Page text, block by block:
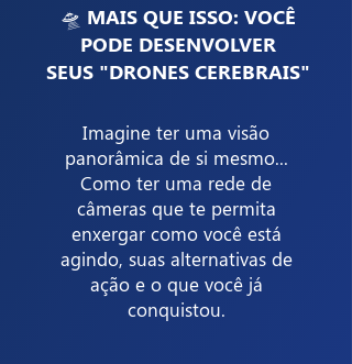
🛸 MAIS QUE ISSO: VOCÊ
PODE DESENVOLVER
SEUS "DRONES CEREBRAIS"
Imagine ter uma visão
panorâmica de si mesmo...
Como ter uma rede de
câmeras que te permita
enxergar como você está
agindo, suas alternativas de
ação e o que você já
conquistou.